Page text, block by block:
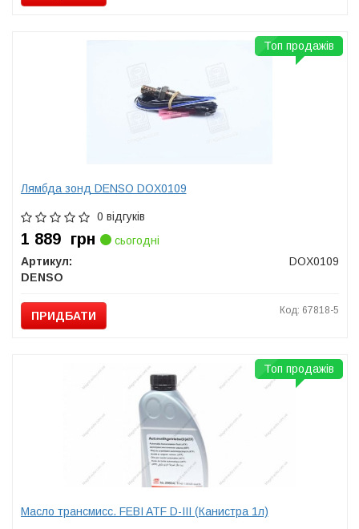
Лямбда зонд DENSO DOX0109
0 відгуків
1 889 грн
сьогодні
Артикул:
DOX0109
DENSO
ПРИДБАТИ Код: 67818-5
Топ продажів
Масло трансмисс. FEBI ATF D-III (Канистра 1л)
Топ продажів